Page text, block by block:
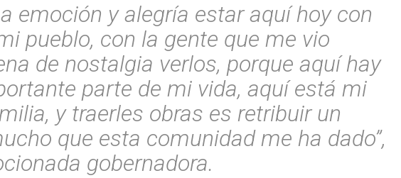
emoción y alegría estar aquí hoy con
pueblo, con la gente que me vio
de nostalgia verlos, porque aquí hay
parte de mi vida, aquí está mi
y traerles obras es retribuir un
que esta comunidad me ha dado”,
gobernadora.